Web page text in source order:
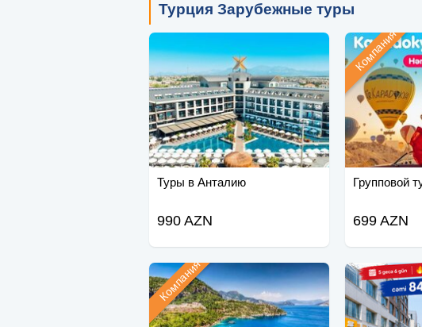
Турция Зарубежные туры
Туры в Анталию
990 AZN
Групповой
Компания
699 AZN
Компания